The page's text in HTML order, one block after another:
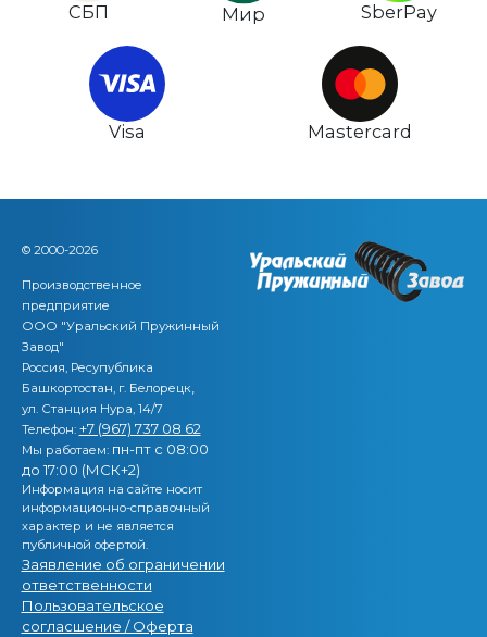
СБП Мир SberPay
Visa Mastercard
© 2000-2026
Производственное
предприятие
ООО "Уральский Пружинный
Завод"
Россия, Ресупублика
Башкортостан, г. Белорецк,
ул. Станция Нура, 14/7
Телефон: +7 (967) 737 08 62
Мы работаем: пн-пт с 08:00
до 17:00 (МСК+2)
Информация на сайте носит
информационно-справочный
характер и не является
публичной офертой.
Заявление об ограничении
ответственности
Пользовательское
согласшение / Оферта